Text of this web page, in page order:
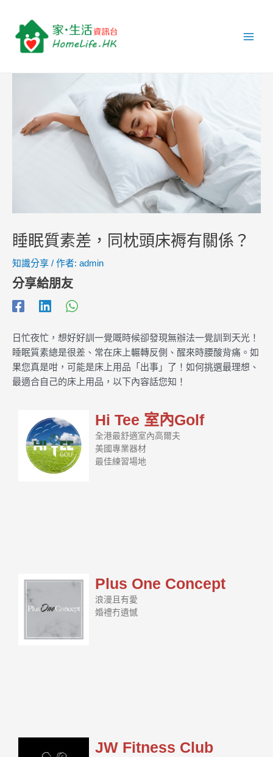
睡眠質素差，同枕頭床褥有關係？
知識分享 / 作者: admin
分享給朋友
日忙夜忙，想好好訓一覺嘅時候卻發現無辦法一覺訓到天光！
睡眠質素總是很差、常在床上輾轉反側、醒來時腰酸背痛。如
果您真是咁，可能是床上用品「出事」了！如何挑選最理想、
最適合自己的床上用品，以下內容話您知！
Hi Tee 室內Golf
全港最舒適室內高爾夫
美國專業器材
最佳練習場地
Plus One Concept
浪漫且有愛
婚禮冇遺憾
JW Fitness Club
navigation